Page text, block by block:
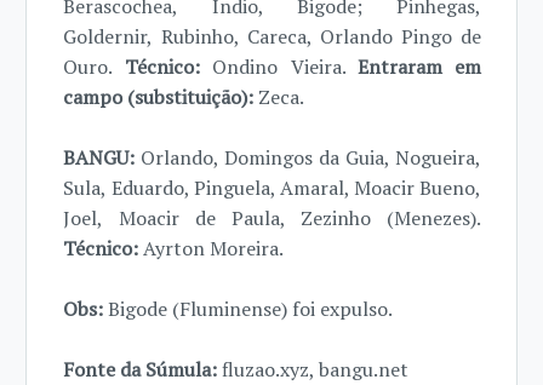
Berascochea, Índio, Bigode; Pinhegas,
Goldernir, Rubinho, Careca, Orlando Pingo de
Ouro. Técnico:Ondino Vieira. Entraram em
campo (substituição): Zeca.
BANGU: Orlando, Domingos da Guia, Nogueira,
Sula, Eduardo, Pinguela, Amaral, Moacir Bueno,
Joel, Moacir de Paula, Zezinho (Menezes).
Técnico:Ayrton Moreira.
Obs:Bigode (Fluminense) foi expulso.
Fonte da Súmula:fluzao.xyz, bangu.net